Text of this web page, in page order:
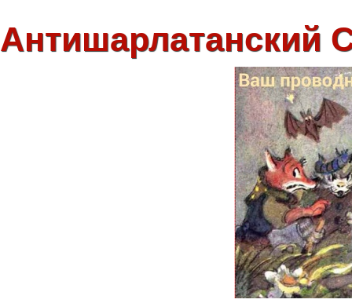
Антишарлатанский